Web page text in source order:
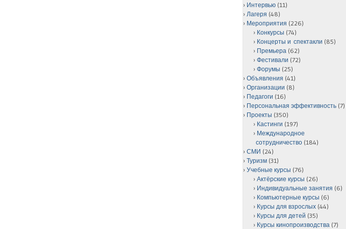
Интервью (11)
Лагеря (48)
Мероприятия (226)
Конкурсы (74)
Концерты и спектакли (85)
Премьера (62)
Фестивали (72)
Форумы (25)
Объявления (41)
Организации (8)
Педагоги (16)
Персональная эффективность (7)
Проекты (350)
Кастинги (197)
Международное
сотрудничество (184)
СМИ (24)
Туризм (31)
Учебные курсы (76)
Актёрские курсы (26)
Индивидуальные занятия (6)
Компьютерные курсы (6)
Курсы для взрослых (44)
Курсы для детей (35)
Курсы кинопроизводства (7)